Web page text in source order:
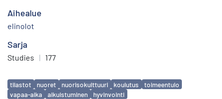
Aihealue
elinolot
Sarja
Studies | 177
Avainsanat
tilastot nuoret nuorisokulttuuri koulutus
toimeentulo
vapaa-aika
aikuistuminen hyvinvointi